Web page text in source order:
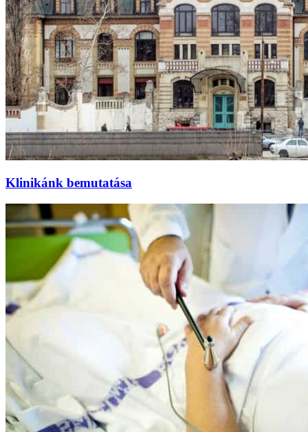
Klinikánk bemutatása